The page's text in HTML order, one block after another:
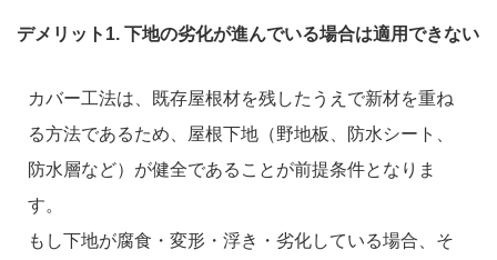
デメリット1. 下地の劣化が進んでいる場合は適用できない
カバー工法は、既存屋根材を残したうえで新材を重ね
る方法であるため、屋根下地（野地板、防水シート、
防水層など）が健全であることが前提条件となりま
す。
もし下地が腐食・変形・浮き・劣化している場合、そ